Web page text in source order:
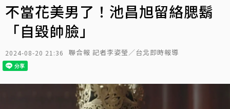
不當花美男了！池昌旭留絡腮鬍
「自毀帥臉」
2024-08-20 21:36 聯合報 記者李姿瑩／台北即時報導